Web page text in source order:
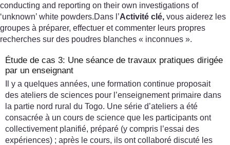
conducting and reporting on their own investigations of
‘unknown’ white powders.Dans l’Activité clé, vous aiderez les
groupes à préparer, effectuer et commenter leurs propres
recherches sur des poudres blanches « inconnues ».
Étude de cas 3: Une séance de travaux pratiques dirigée
par un enseignant
Il y a quelques années, une formation continue proposait
des ateliers de sciences pour l’enseignement primaire dans
la partie nord rural du Togo. Une série d’ateliers a été
consacrée à un cours de science que les participants ont
collectivement planifié, préparé (y compris l’essai des
expériences) ; après le cours, ils ont collaboré discuté les